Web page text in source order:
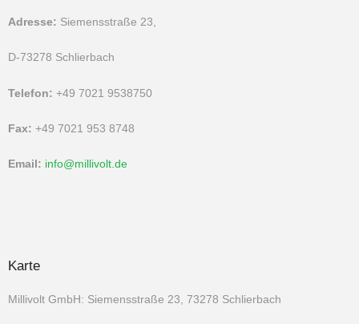
Adresse: Siemensstraße 23,
D-73278 Schlierbach
Telefon: +49 7021 9538750
Fax: +49 7021 953 8748
Email: info@millivolt.de
Karte
Millivolt GmbH: Siemensstraße 23, 73278 Schlierbach